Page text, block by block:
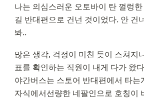
나는 의심스러운 오토바이 탄 껄렁
길 반대편으로 건넌 것이었다. 안 건
봐..
많은 생각, 걱정이 미친 듯이 스쳐지
표를 확인하는 직원이 내게 다가 왔
야간버스는 스토어 반대편에서 타는
자식에서선량한 네팔인으로 호칭이